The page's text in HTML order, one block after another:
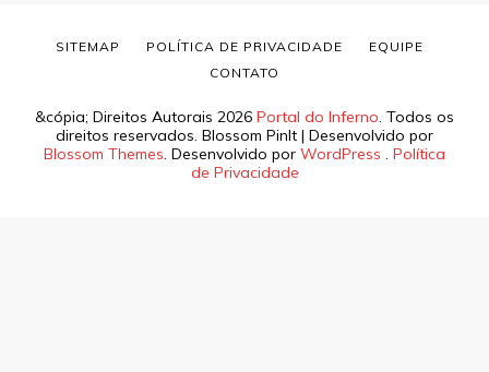
&cópia; Direitos Autorais 2026 Portal do Inferno. Todos os
direitos reservados. Blossom PinIt | Desenvolvido por
Blossom Themes. Desenvolvido por WordPress . Política
de Privacidade
SITEMAP POLÍTICA DE PRIVACIDADE
EQUIPE
CONTATO